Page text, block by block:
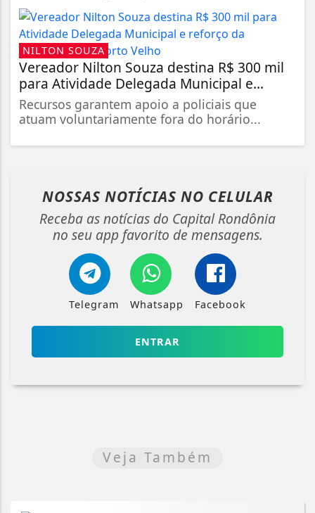
NILTON SOUZA
Vereador Nilton Souza destina R$ 300 mil
para Atividade Delegada Municipal e...
Recursos garantem apoio a policiais que
atuam voluntariamente fora do horário...
NOSSAS NOTÍCIAS NO CELULAR
Receba as notícias do Capital Rondônia
no seu app favorito de mensagens.
Telegram Whatsapp Facebook
ENTRAR
Veja Também